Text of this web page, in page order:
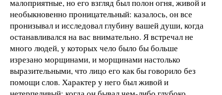
малоприятные, но его взгляд был полон огня, живой и
необыкновенно проницательный: казалось, он все
пронизывал и исследовал глубину вашей души, когда
останавливался на вас внимательно. Я встречал не
много людей, у которых чело было бы больше
изрезано морщинами, и морщинами настолько
выразительными, что лицо его как бы говорило без
помощи слов. Характер у него был живой и